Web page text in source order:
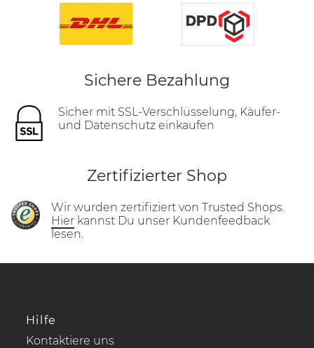
Sichere Bezahlung
Sicher mit SSL-Verschlüsselung, Käufer-
und Datenschutz einkaufen
Zertifizierter Shop
Wir wurden zertifiziert von Trusted Shops.
Hier kannst Du unser Kundenfeedback
lesen.
Hilfe
Kontaktiere uns